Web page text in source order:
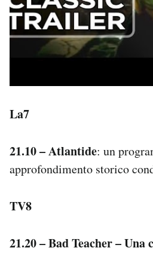
La7
21.10 – Atlantide: un
approfondimento storico
TV8
21.20 – Bad Teacher –